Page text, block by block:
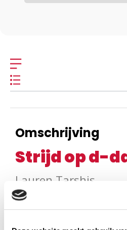
Omschrijving
Strijd op d-
Lauren Tarshis
Normandië, 1944. De elfjarige